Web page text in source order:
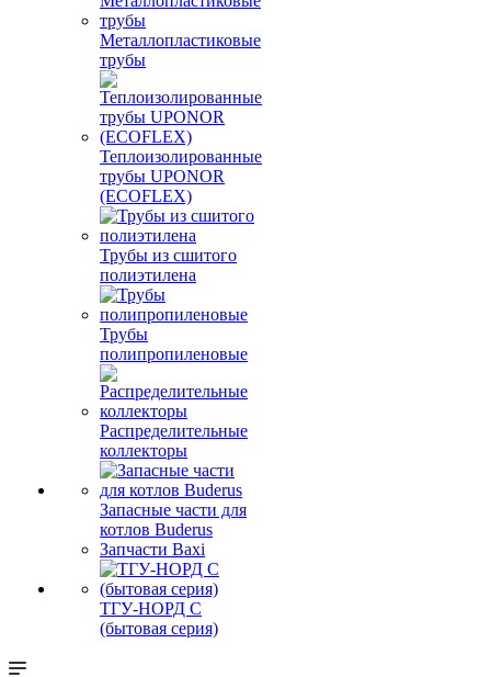
Металлопластиковые
трубы
Теплоизолированные
трубы UPONOR
(ECOFLEX)
Трубы из сшитого
полиэтилена
Трубы
полипропиленовые
Распределительные
коллекторы
Запасные части для
котлов Buderus
Запчасти Baxi
ТГУ-НОРД С
(бытовая серия)